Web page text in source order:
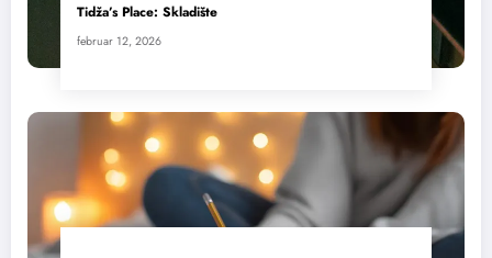
Tidža’s Place: Skladište
februar 12, 2026